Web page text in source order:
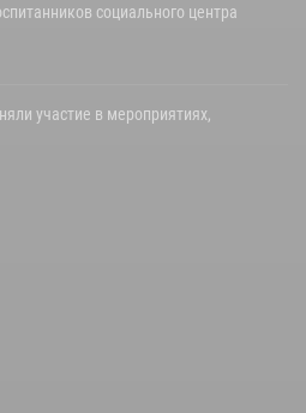
социального центра
участие в мероприятиях,